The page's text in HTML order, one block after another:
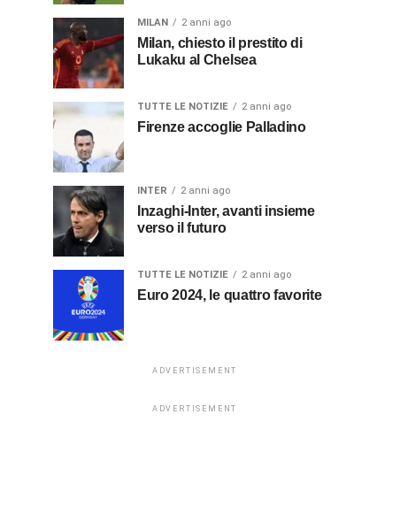
MILAN 2 anni ago
Milan, chiesto il prestito di
Lukaku al Chelsea
TUTTE LE NOTIZIE 2 anni ago
Firenze accoglie Palladino
INTER 2 anni ago
Inzaghi-Inter, avanti insieme
verso il futuro
TUTTE LE NOTIZIE 2 anni ago
Euro 2024, le quattro favorite
ADVERTISEMENT
ADVERTISEMENT